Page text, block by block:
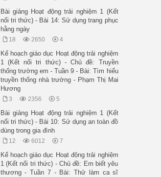
Bài giảng Hoạt động trải nghiệm 1 (Kết
nối tri thức) - Bài 14: Sử dụng trang phục
hằng ngày
18 2650 4
Kế hoạch giáo dục Hoạt động trải nghiệm
1 (Kết nối tri thức) - Chủ đề: Truyền
thống trường em - Tuần 9 - Bài: Tìm hiểu
truyền thống nhà trường - Phạm Thị Mai
Hương
3 2356 5
Bài giảng Hoạt động trải nghiệm 1 (Kết
nối tri thức) - Bài 10: Sử dụng an toàn đồ
dùng trong gia đình
12 6012 7
Kế hoạch giáo dục Hoạt động trải nghiệm
1 (Kết nối tri thức) - Chủ đề: Em biết yêu
thương - Tuần 7 - Bài: Thử làm ca sĩ